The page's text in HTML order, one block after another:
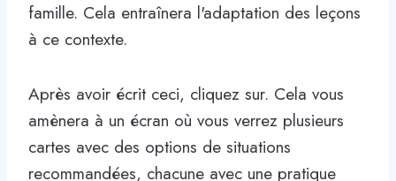
famille. Cela entraînera l'adaptation des leçons
à ce contexte.
Après avoir écrit ceci, cliquez sur. Cela vous
amènera à un écran où vous verrez plusieurs
cartes avec des options de situations
recommandées, chacune avec une pratique